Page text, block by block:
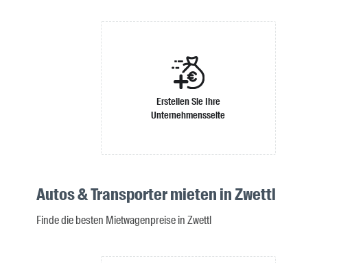
Erstellen Sie Ihre
Unternehmensseite
Autos & Transporter mieten in Zwettl
Finde die besten Mietwagenpreise in Zwettl